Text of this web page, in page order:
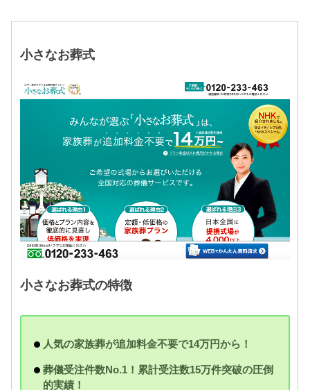
小さなお葬式
小さなお葬式の特徴
人気の家族葬が追加料金不要で14万円から！
葬儀受注件数No.1！累計受注数15万件突破の圧倒
的実績！